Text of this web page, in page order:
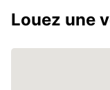
Louez une